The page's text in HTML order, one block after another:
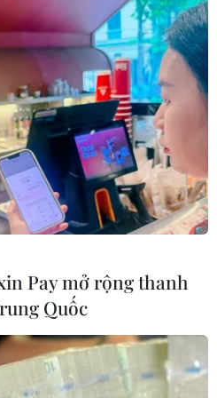
quả trứng do
tử vong do
4 bé gái
toàn tự
Pay mở rộng thanh
Quốc